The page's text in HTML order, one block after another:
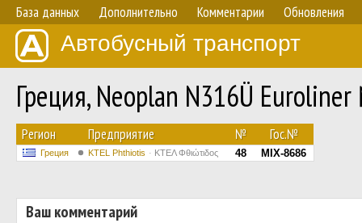
База данных Дополнительно Комментарии Обновления
Автобусный транспорт
Греция, Neoplan N316Ü
Регион Предприятие № Гос.№
Греция ΚΤΕL Phthiotis ΚΤΕΛ Φθιώτιδος 48 MIX-8686
Ваш комментарий